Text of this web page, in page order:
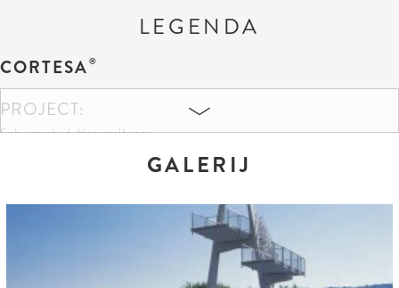
LEGENDA
CORTESA
PROJECT:
Schwimmbad, Hammelburg
KLEUREN EN FORMATEN:
Objektfarbe Objektfarbe
GALERIJ